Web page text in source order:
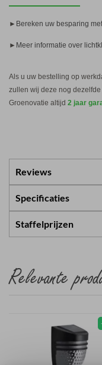
► Bereken uw besparing
► Meer informatie over
Als u uw bestelling op
zullen wij deze nog dezelfde
Groenovatie altijd 2 jaar
Reviews
Specificaties
Staffelprijzen
Relevante